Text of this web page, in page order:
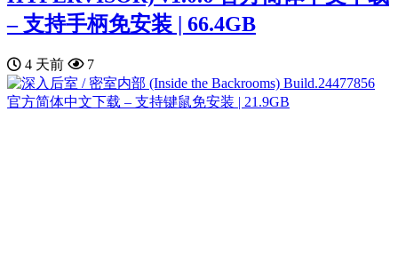
– 支持手柄免安装 | 66.4GB
4 天前 7